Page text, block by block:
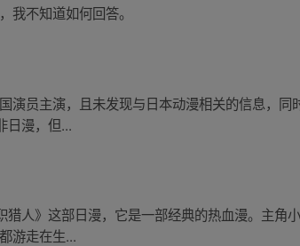
不知道如何回答。
演员主演，且未发现与日本动漫相关的信息，同
日漫，但...
人》这部日漫，它是一部经典的热血漫。主角
游走在生...